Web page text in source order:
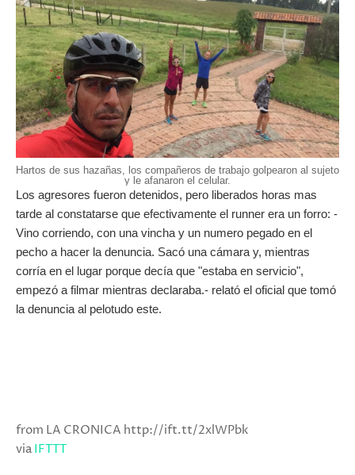
Hartos de sus hazañas, los compañeros de trabajo golpearon al sujeto
y le afanaron el celular.
Los agresores fueron detenidos, pero liberados horas mas
tarde al constatarse que efectivamente el runner era un forro: -
Vino corriendo, con una vincha y un numero pegado en el
pecho a hacer la denuncia. Sacó una cámara y, mientras
corría en el lugar porque decía que "estaba en servicio",
empezó a filmar mientras declaraba.- relató el oficial que tomó
la denuncia al pelotudo este.
from LA CRONICA http://ift.tt/2xlWPbk
viaIFTTT